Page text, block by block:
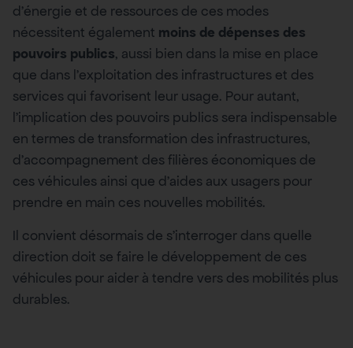
d’énergie et de ressources de ces modes
nécessitent également moins de dépenses des
pouvoirs publics, aussi bien dans la mise en place
que dans l’exploitation des infrastructures et des
services qui favorisent leur usage. Pour autant,
l’implication des pouvoirs publics sera indispensable
en termes de transformation des infrastructures,
d’accompagnement des filières économiques de
ces véhicules ainsi que d’aides aux usagers pour
prendre en main ces nouvelles mobilités.
Il convient désormais de s’interroger dans quelle
direction doit se faire le développement de ces
véhicules pour aider à tendre vers des mobilités plus
durables.